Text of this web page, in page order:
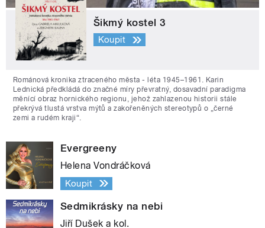
Šikmý kostel 3
Koupit
Románová kronika ztraceného města - léta 1945–1961. Karin
Lednická předkládá do značné míry převratný, dosavadní paradigma
měnící obraz hornického regionu, jehož zahlazenou historii stále
překrývá tlustá vrstva mýtů a zakořeněných stereotypů o „černé
zemi a rudém kraji“.
Evergreeny
Helena Vondráčková
Koupit
Sedmikrásky na nebi
Jiří Dušek a kol.